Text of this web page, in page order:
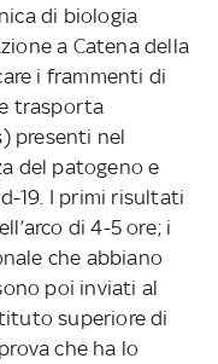
di biologia
a Catena della
i frammenti di
trasporta
presenti nel
del patogeno e
19. I primi risultati
di 4-5 ore; i
che abbiano
poi inviati al
superiore di
che ha lo